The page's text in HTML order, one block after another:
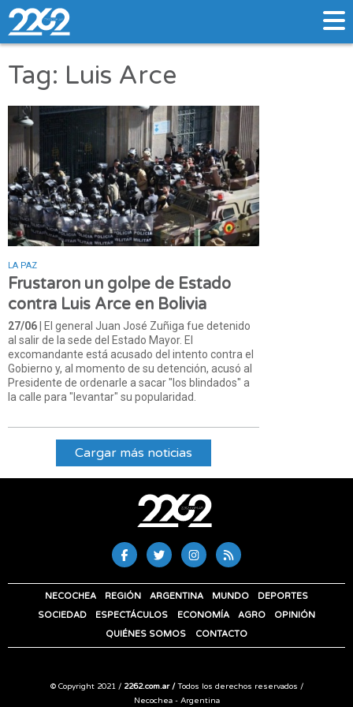
Tag: Luis Arce
LA PAZ
Frustaron un golpe de Estado
contra Luis Arce en Bolivia
27/06 | El general Juan José Zuñiga fue detenido
al salir de la sede del Estado Mayor. El
excomandante está acusado del intento contra el
Gobierno y, al momento de su detención, acusó al
Presidente de ordenarle a sacar "los blindados" a
la calle para "levantar" su popularidad.
Cargar más noticias
NECOCHEA REGIÓN ARGENTINA MUNDO
DEPORTES
SOCIEDAD
ESPECTÁCULOS ECONOMÍA AGRO
OPINIÓN
QUIÉNES SOMOS
CONTACTO
© Copyright 2021 / 2262.com.ar /Todos los derechos reservados /
Necochea - Argentina